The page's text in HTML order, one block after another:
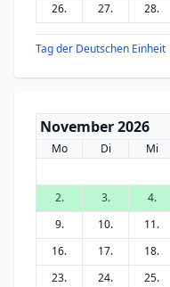
26.
27. 28.
Tag der Deutschen Einheit
November 2026
Mo Di Mi
2.
3. 4.
9.
10. 11.
16.
17. 18.
23.
24. 25.